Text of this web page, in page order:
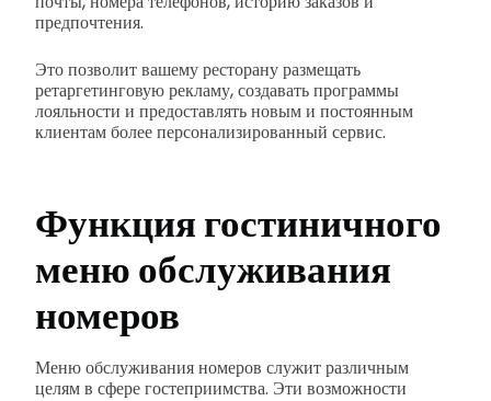
предпочтения.
Это позволит вашему ресторану размещать
ретаргетинговую рекламу, создавать программы
лояльности и предоставлять новым и постоянным
клиентам более персонализированный сервис.
Функция гостиничного
меню обслуживания
номеров
Меню обслуживания номеров служит различным
целям в сфере гостеприимства. Эти возможности